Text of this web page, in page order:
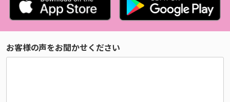
お客様の声をお聞かせください